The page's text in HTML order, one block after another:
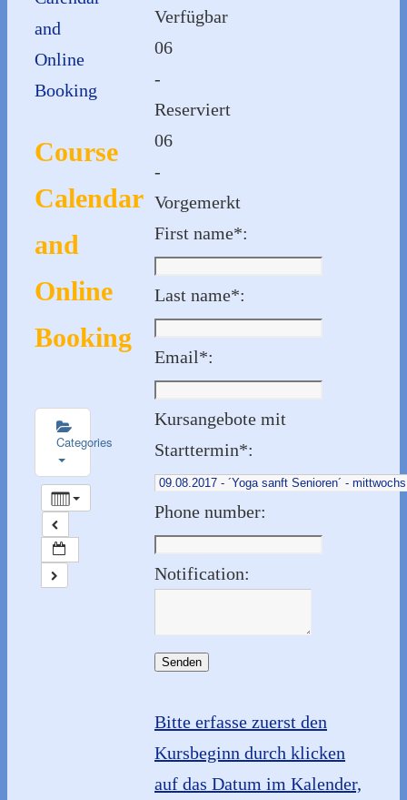
and
Online
Booking
Course
Calendar
and
Online
Booking
Categories
Verfügbar
06
-
Reserviert
06
-
Vorgemerkt
First name*:
Last name*:
Email*:
Kursangebote mit
Starttermin*:
Phone number:
Notification:
Senden
Bitte erfasse zuerst den
Kursbeginn durch klicken
auf das Datum im Kalender,